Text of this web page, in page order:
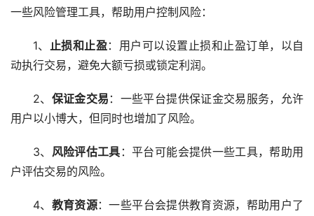
一些风险管理工具，帮助用户控制风险：
1、 止损和止盈：用户可以设置止损和止盈订单，以自
动执行交易，避免大额亏损或锁定利润。
2、 保证金交易 ：一些平台提供保证金交易服务，允许
用户以小博大，但同时也增加了风险。
3、 风险评估工具 ：平台可能会提供一些工具，帮助用
户评估交易的风险。
4、 教育资源：一些平台会提供教育资源，帮助用户了